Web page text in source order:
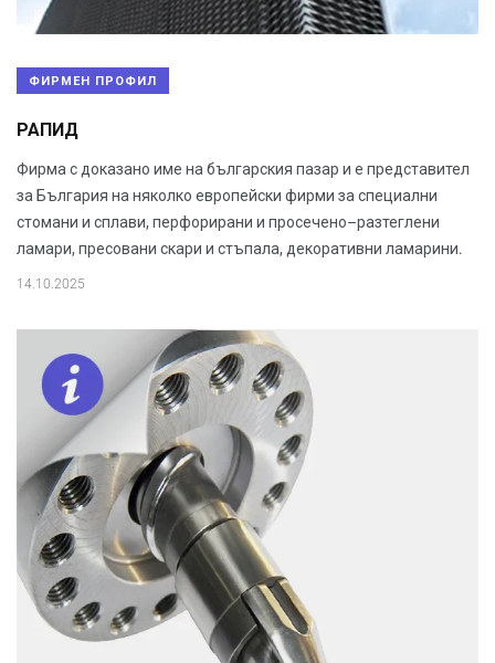
ФИРМЕН ПРОФИЛ
РАПИД
Фирма с доказано име на българския пазар и е представител
за България на няколко европейски фирми за специални
стомани и сплави, перфорирани и просечено–разтеглени
ламари, пресовани скари и стъпала, декоративни ламарини.
14.10.2025